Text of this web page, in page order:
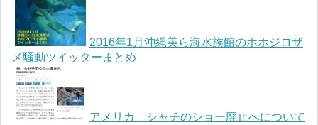
2016年1月沖縄美ら海水族館のホホジロザ
メ騒動ツイッターまとめ
アメリカ シャチのショー廃止へについて